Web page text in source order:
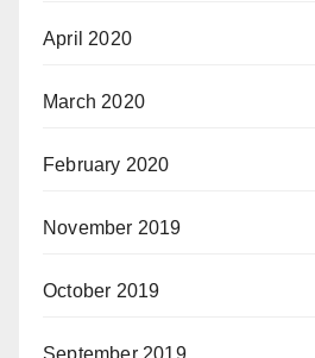
April 2020
March 2020
February 2020
November 2019
October 2019